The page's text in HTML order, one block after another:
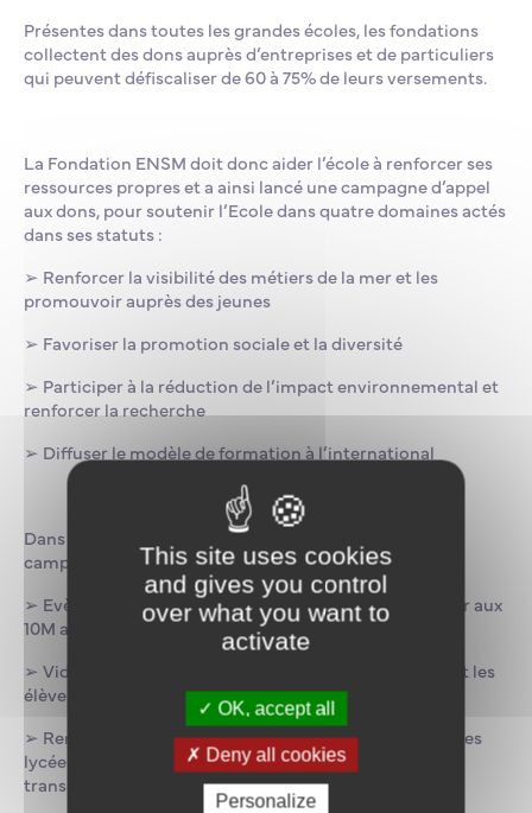
Présentes dans toutes les grandes écoles, les fondations
collectent des dons auprès d’entreprises et de particuliers
qui peuvent défiscaliser de 60 à 75% de leurs versements.
La Fondation ENSM doit donc aider l’école à renforcer ses
ressources propres et a ainsi lancé une campagne d’appel
aux dons, pour soutenir l’Ecole dans quatre domaines actés
dans ses statuts :
➢ Renforcer la visibilité des métiers de la mer et les
promouvoir auprès des jeunes
➢ Favoriser la promotion sociale et la diversité
➢ Participer à la réduction de l’impact environnemental et
renforcer la recherche
➢ Diffuser le modèle de formation à l’international
Dans ce cadre, la Fondation finance dès la rentrée des
campagnes à destination des lycéens :
➢ Evènement YouTube avec Tibo Inshape, l’influenceur aux
10M abonnés
➢ Vidéos sur TikTok et Instagram avec les armateurs et les
élèves
➢ Renforcement de la présence sur les salons et dans les
lycées, avec la création d’équipages promotionnels
transgénérationnels
This site uses cookies
and gives you control
over what you want to
activate
OK, accept all
Deny all cookies
Personalize